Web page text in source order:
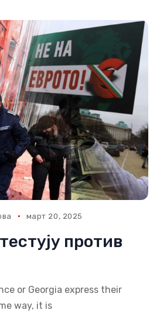
март 20, 2025
против
or Georgia express their
way, it is